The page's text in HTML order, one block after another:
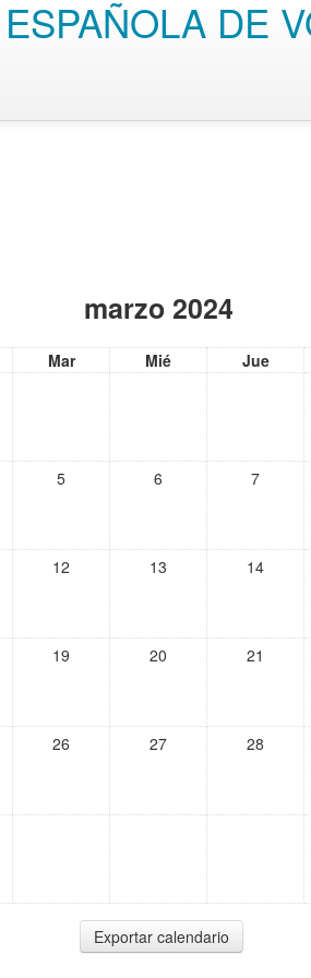
DE
marzo 2024
Mar Mié Jue
5 6 7
12 13 14
19 20 21
26 27 28